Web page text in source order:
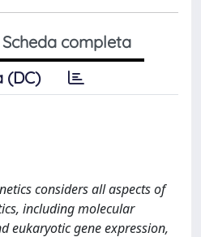
Scheda completa
(DC)
considers all aspects of
including molecular
eukaryotic gene expression,